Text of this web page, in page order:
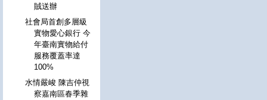
賊送辦
社會局首創多層級
實物愛心銀行 今
年臺南實物給付
服務覆蓋率達
100%
水情嚴峻 陳吉仲視
察嘉南區春季雜